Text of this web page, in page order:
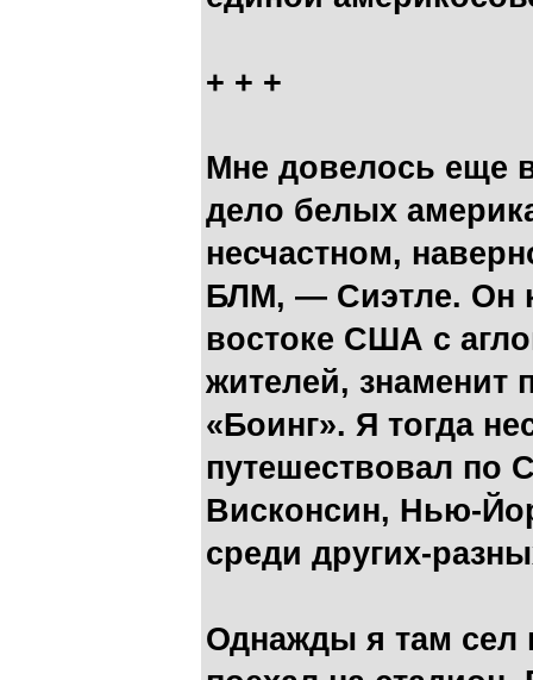
+ + +
Мне довелось еще
дело белых
несчастном,
БЛМ, — Сиэтле. Он
востоке США с
жителей, знаменит
«Боинг». Я тогда
путешествовал по
Висконсин, Нью-
среди других-
Однажды я там сел